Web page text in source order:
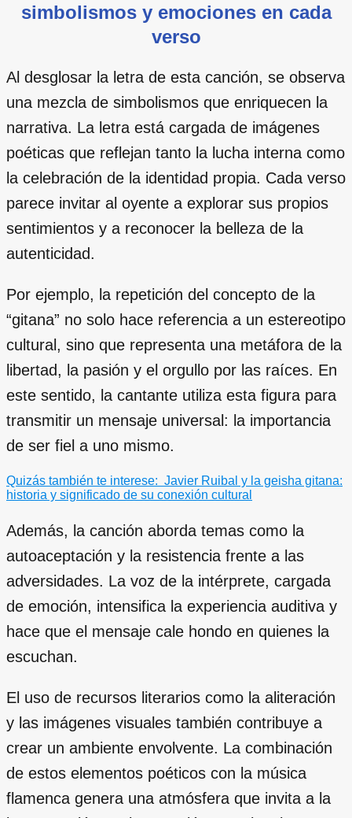
simbolismos y emociones en cada
verso
Al desglosar la letra de esta canción, se observa
una mezcla de simbolismos que enriquecen la
narrativa. La letra está cargada de imágenes
poéticas que reflejan tanto la lucha interna como
la celebración de la identidad propia. Cada verso
parece invitar al oyente a explorar sus propios
sentimientos y a reconocer la belleza de la
autenticidad.
Por ejemplo, la repetición del concepto de la
“gitana” no solo hace referencia a un estereotipo
cultural, sino que representa una metáfora de la
libertad, la pasión y el orgullo por las raíces. En
este sentido, la cantante utiliza esta figura para
transmitir un mensaje universal: la importancia
de ser fiel a uno mismo.
Quizás también te interese: Javier Ruibal y la geisha gitana:
historia y significado de su conexión cultural
Además, la canción aborda temas como la
autoaceptación y la resistencia frente a las
adversidades. La voz de la intérprete, cargada
de emoción, intensifica la experiencia auditiva y
hace que el mensaje cale hondo en quienes la
escuchan.
El uso de recursos literarios como la aliteración
y las imágenes visuales también contribuye a
crear un ambiente envolvente. La combinación
de estos elementos poéticos con la música
flamenca genera una atmósfera que invita a la